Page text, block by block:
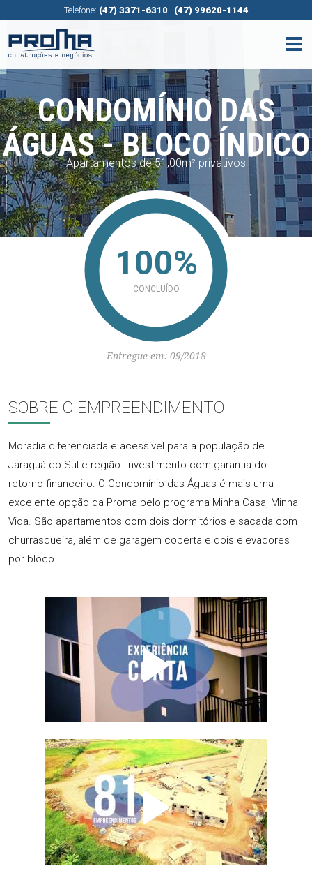
Telefone: (47) 3371-6310 (47) 99620-1144
CONDOMÍNIO DAS
ÁGUAS - BLOCO ÍNDICO
Apartamentos de 51,00m² privativos
100%
CONCLUÍDO
Entregue em: 09/2018
SOBRE O EMPREENDIMENTO
Moradia diferenciada e acessível para a população de
Jaraguá do Sul e região. Investimento com garantia do
retorno financeiro. O Condomínio das Águas é mais uma
excelente opção da Proma pelo programa Minha Casa, Minha
Vida. São apartamentos com dois dormitórios e sacada com
churrasqueira, além de garagem coberta e dois elevadores
por bloco.